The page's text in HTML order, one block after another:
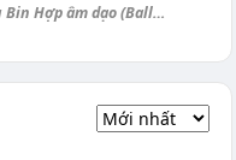
♪ NỖI BUỒN CỦA ĐÊM - Chu Bin Hợp âm dạo (Ballad) - Capo II.: [D] | [G] |...